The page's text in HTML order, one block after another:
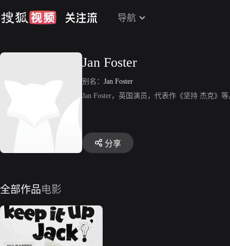
导航
Jan Foster
别名： Jan Foster
Jan Foster，英国演员，代表作《坚持 杰克》等
分享
全部作品电影